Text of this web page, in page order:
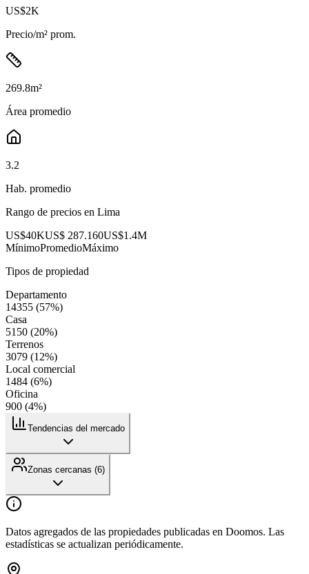
US$2K
Precio/m² prom.
269.8m²
Área promedio
3.2
Hab. promedio
Rango de precios en Lima
US$40KUS$ 287.160US$1.4M
MínimoPromedioMáximo
Tipos de propiedad
Departamento
14355 (57%)
Casa
5150 (20%)
Terrenos
3079 (12%)
Local comercial
1484 (6%)
Oficina
900 (4%)
Tendencias del mercado
Zonas cercanas (6)
Datos agregados de las propiedades publicadas en Doomos. Las
estadísticas se actualizan periódicamente.